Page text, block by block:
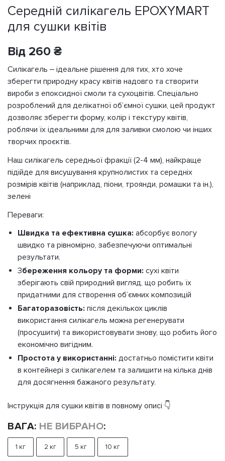
Середній силікагель EPOXYMART
для сушки квітів
Від 260 ₴
Силікагель – ідеальне рішення для тих, хто хоче
зберегти природну красу квітів надовго та створити
вироби з епоксидної смоли та сухоцвітів. Спеціально
розроблений для делікатної обʼємної сушки, цей продукт
дозволяє зберегти форму, колір і текстуру квітів,
роблячи їх ідеальними для для заливки смолою чи інших
творчих проєктів.
Наш силікагель середньої фракції (2-4 мм), найкраще
підійде для висушування крупнолистих та середніх
розмірів квітів (наприклад, піони, троянди, ромашки та ін.),
зелені
Переваги:
Швидка та ефективна сушка: абсорбує вологу
швидко та рівномірно, забезпечуючи оптимальні
результати.
Збереження кольору та форми: сухі квіти
зберігають свій природний вигляд, що робить їх
придатними для створення обʼємних композицій
Багаторазовість: після декількох циклів
використання силікагель можна регенерувати
(просушити) та використовувати знову, що робить його
економічно вигідним.
Простота у використанні: достатньо помістити квіти
в контейнері з силікагелем та залишити на кілька днів
для досягнення бажаного результату.
Інструкція для сушки квітів в повному описі 👇
ВАГА: НЕ ВИБРАНО:
1 кг 2 кг 5 кг 10 кг